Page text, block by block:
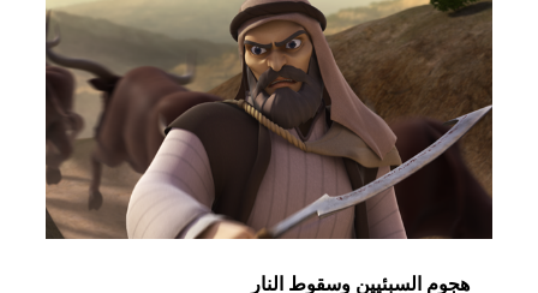
هجوم السبئيين وسقوط النار